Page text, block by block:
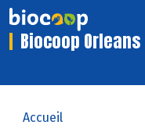
Biocoop Orleans
Accueil